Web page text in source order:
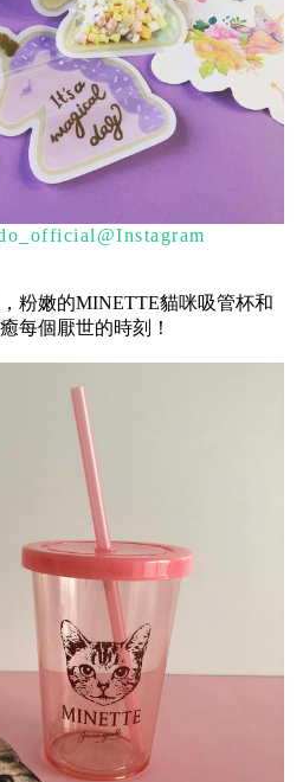
， 粉嫩的MINETTE貓咪吸管杯和
每個厭世的時刻！